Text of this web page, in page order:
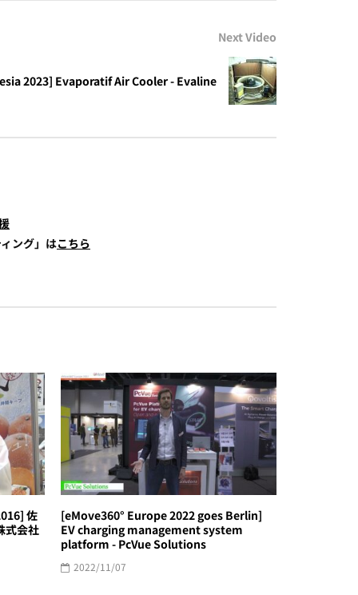
Next Video
2023] Evaporatif Air Cooler - Evaline
ング」はこちら
佐
式会社
[eMove360° Europe 2022 goes Berlin]
EV charging management system
platform - PcVue Solutions
2022/11/07